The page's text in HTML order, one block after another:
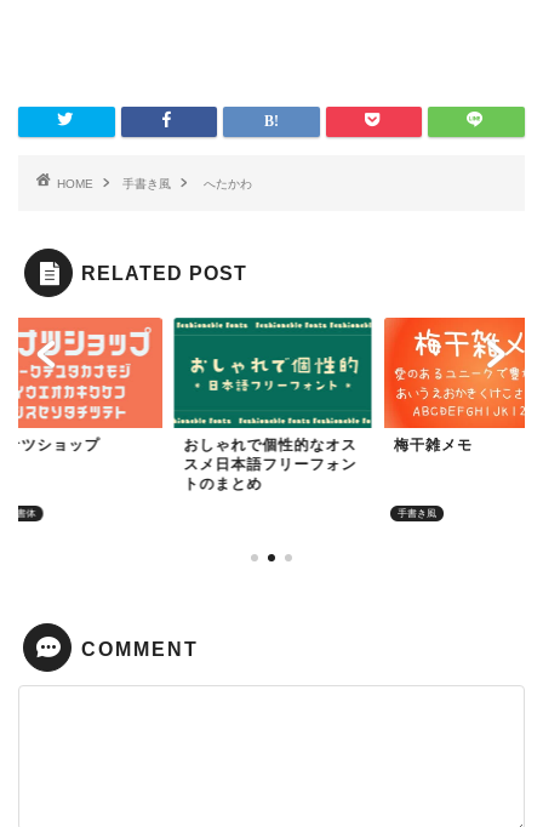
HOME 手書き風 へたかわ
RELATED POST
ン書体
ナツショップ
おしゃれで個性的なオス
スメ日本語フリーフォン
トのまとめ
手書き風
梅干雑メモ
COMMENT